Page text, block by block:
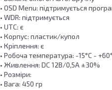
• OSD Menu: підтримується
• WDR: підтримується
• UTC: є
• Корпус: пластик/купол
• Кріплення: є
• Робоча температура: -15°C -
• Живлення: DC 12В/0,5А ±30%
• Розміри:
• Вага: 450 гр